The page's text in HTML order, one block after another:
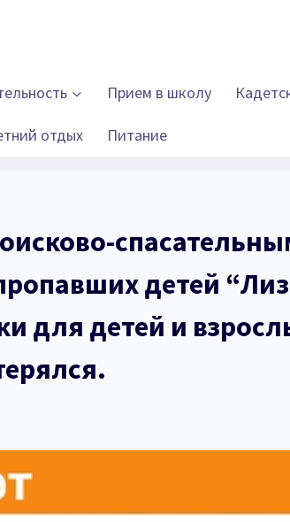
Прием в школу
отдых Питание
детей
для детей и